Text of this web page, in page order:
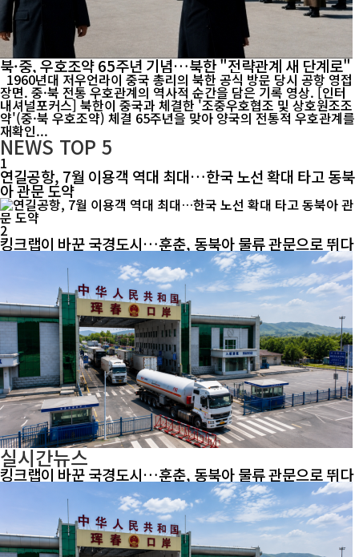
북·중, 우호조약 65주년 기념…북한 "전략관계 새 단계로"
장면. 중·북 전통 우호관계의 역사적 순간을 담은 기록 영상. [인터
내셔널포커스] 북한이 중국과 체결한 '조중우호협조 및 상호원조조
약'(중·북 우호조약) 체결 65주년을 맞아 양국의 전통적 우호관계를
재확인...
NEWS TOP 5
1
연길공항, 7월 이용객 역대 최대…한국 노선 확대 타고 동북
아 관문 도약
2
킹크랩이 바꾼 국경도시…훈춘, 동북아 물류 관문으로 뛰다
실시간뉴스
킹크랩이 바꾼 국경도시…훈춘, 동북아 물류 관문으로 뛰다